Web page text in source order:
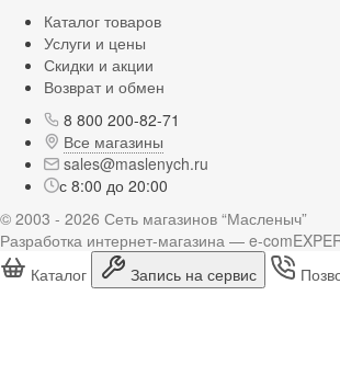
Каталог товаров
Услуги и цены
Скидки и акции
Возврат и обмен
8 800 200-82-71
Все магазины
sales@maslenych.ru
с 8:00 до 20:00
© 2003 - 2026 Сеть магазинов “Масленыч”
Разработка интернет-магазина — e-
Каталог
Запись на сервис